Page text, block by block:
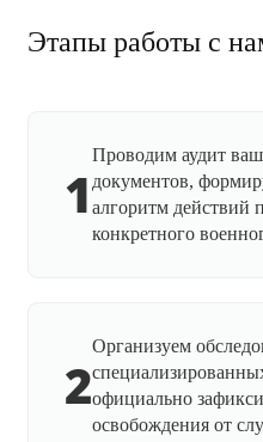
Этапы работы с
1
Проводим аудит
документов,
алгоритм действий
конкретного
2
Организуем
официально
освобождения от